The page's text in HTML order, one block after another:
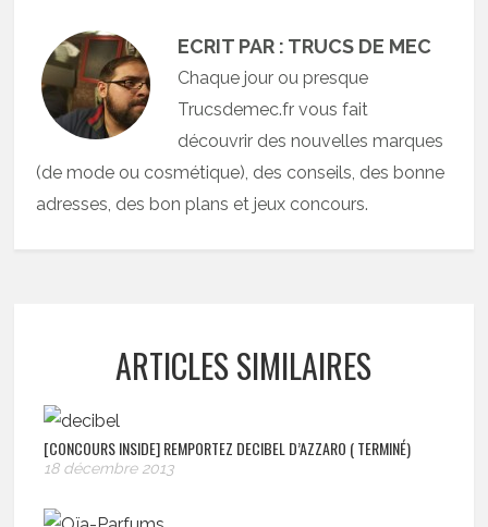
ECRIT PAR : TRUCS DE MEC
Chaque jour ou presque
Trucsdemec.fr vous fait
découvrir des nouvelles marques
(de mode ou cosmétique), des conseils, des bonne
adresses, des bon plans et jeux concours.
ARTICLES SIMILAIRES
[CONCOURS INSIDE] REMPORTEZ DECIBEL D’AZZARO ( TERMINÉ)
18 décembre 2013